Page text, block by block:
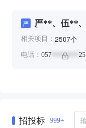
严
严**、伍**
施**、李*、
陆**、陈*、
相关项目： 2507个
电话： 057 ******** 25
招投标 999+